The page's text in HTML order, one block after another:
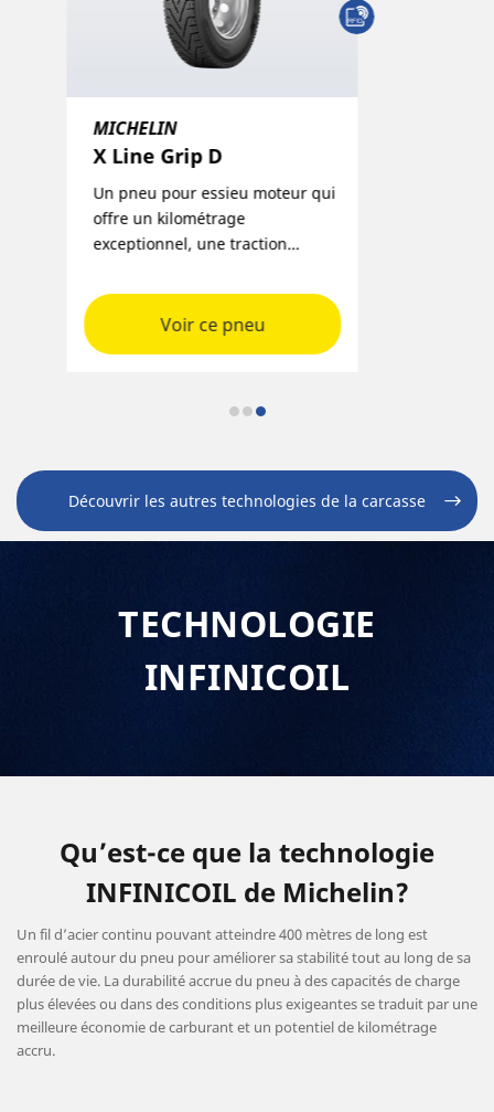
MICHELIN
X Line Grip D
Un pneu pour essieu moteur qui
offre un kilométrage
exceptionnel, une traction
durable qu’elle est conçue pour
atteindre jusqu’à 1 million de
milles avec jusqu’à
Voir ce pneu
Découvrir les autres technologies de la carcasse
TECHNOLOGIE
INFINICOIL
Qu’est-ce que la technologie
INFINICOIL de Michelin?
Un fil d’acier continu pouvant atteindre 400 mètres de long est
enroulé autour du pneu pour améliorer sa stabilité tout au long de sa
durée de vie. La durabilité accrue du pneu à des capacités de charge
plus élevées ou dans des conditions plus exigeantes se traduit par une
meilleure économie de carburant et un potentiel de kilométrage
accru.